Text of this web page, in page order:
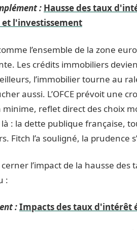
: Hausse des taux
l'investissement
l’ensemble de la zone
Les crédits immobiliers
l’immobilier tourne au
aussi. L’OFCE prévoit une
minime, reflet direct des choix
là : la dette publique française,
Fitch l’a souligné, la prudence
l’impact de la hausse des
:
:Impacts des taux d'intérêt